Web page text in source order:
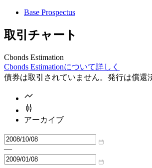
Base Prospectus
取引チャート
Cbonds Estimation
Cbonds Estimationについて詳しく
債券は取引されていません。発行は償還
アーカイブ
—